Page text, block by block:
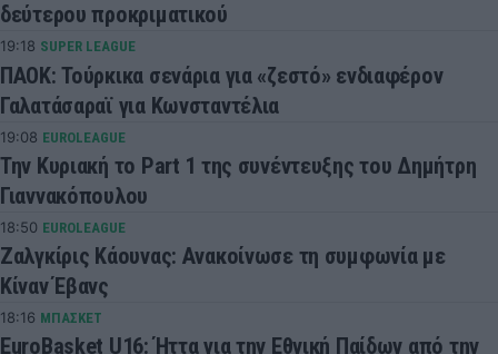
δεύτερου προκριματικού
19:18 SUPER LEAGUE
ΠΑΟΚ: Τούρκικα σενάρια για «ζεστό» ενδιαφέρον
Γαλατάσαραϊ για Κωνσταντέλια
19:08 EUROLEAGUE
Την Κυριακή το Part 1 της συνέντευξης του Δημήτρη
Γιαννακόπουλου
18:50 EUROLEAGUE
Ζαλγκίρις Κάουνας: Ανακοίνωσε τη συμφωνία με
Κίναν Έβανς
18:16 ΜΠΑΣΚΕΤ
EuroBasket U16: Ήττα για την Εθνική Παίδων από την